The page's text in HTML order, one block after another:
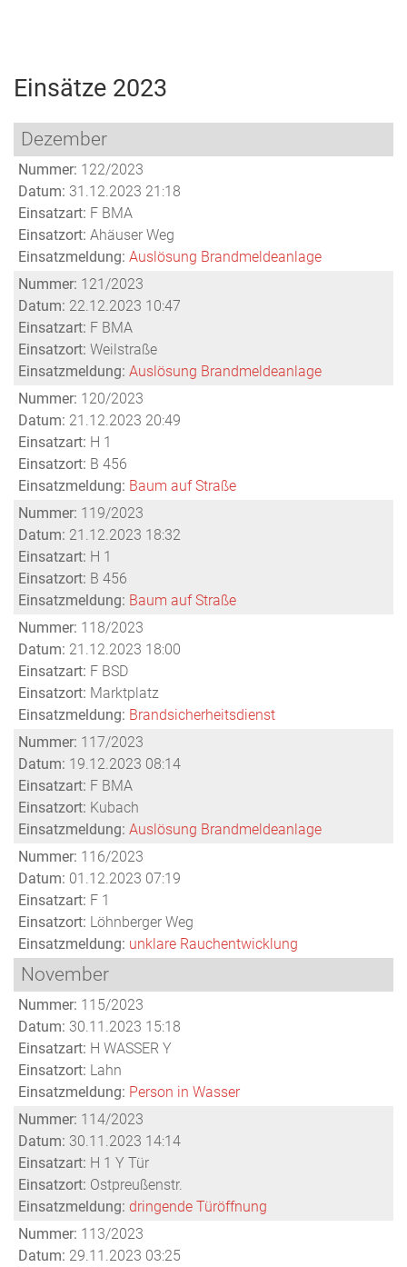
Einsätze 2023
Dezember
Nummer: 122/2023
Datum: 31.12.2023 21:18
Einsatzart: F BMA
Einsatzort: Ahäuser Weg
Einsatzmeldung: Auslösung Brandmeldeanlage
Nummer: 121/2023
Datum: 22.12.2023 10:47
Einsatzart: F BMA
Einsatzort: Weilstraße
Einsatzmeldung: Auslösung Brandmeldeanlage
Nummer: 120/2023
Datum: 21.12.2023 20:49
Einsatzart: H 1
Einsatzort: B 456
Einsatzmeldung: Baum auf Straße
Nummer: 119/2023
Datum: 21.12.2023 18:32
Einsatzart: H 1
Einsatzort: B 456
Einsatzmeldung: Baum auf Straße
Nummer: 118/2023
Datum: 21.12.2023 18:00
Einsatzart: F BSD
Einsatzort: Marktplatz
Einsatzmeldung: Brandsicherheitsdienst
Nummer: 117/2023
Datum: 19.12.2023 08:14
Einsatzart: F BMA
Einsatzort: Kubach
Einsatzmeldung: Auslösung Brandmeldeanlage
Nummer: 116/2023
Datum: 01.12.2023 07:19
Einsatzart: F 1
Einsatzort: Löhnberger Weg
Einsatzmeldung: unklare Rauchentwicklung
November
Nummer: 115/2023
Datum: 30.11.2023 15:18
Einsatzart: H WASSER Y
Einsatzort: Lahn
Einsatzmeldung: Person in Wasser
Nummer: 114/2023
Datum: 30.11.2023 14:14
Einsatzart: H 1 Y Tür
Einsatzort: Ostpreußenstr.
Einsatzmeldung: dringende Türöffnung
Nummer: 113/2023
Datum: 29.11.2023 03:25